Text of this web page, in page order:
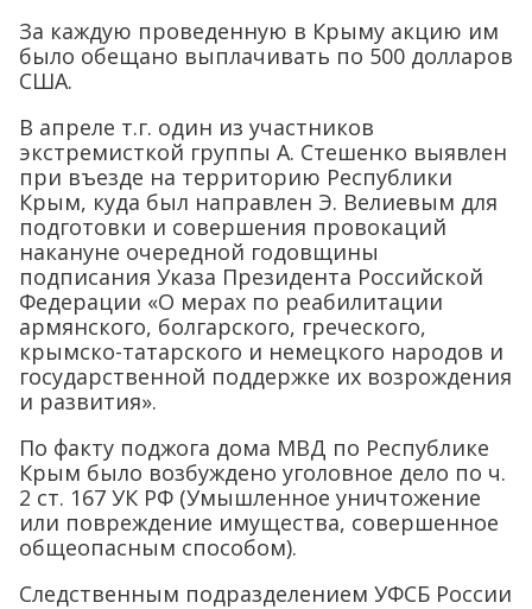
За каждую проведенную в Крыму акцию им
было обещано выплачивать по 500 долларов
США.
В апреле т.г. один из участников
экстремисткой группы А. Стешенко выявлен
при въезде на территорию Республики
Крым, куда был направлен Э. Велиевым для
подготовки и совершения провокаций
накануне очередной годовщины
подписания Указа Президента Российской
Федерации «О мерах по реабилитации
армянского, болгарского, греческого,
крымско-татарского и немецкого народов и
государственной поддержке их возрождения
и развития».
По факту поджога дома МВД по Республике
Крым было возбуждено уголовное дело по ч.
2 ст. 167 УК РФ (Умышленное уничтожение
или повреждение имущества, совершенное
общеопасным способом).
Следственным подразделением УФСБ России